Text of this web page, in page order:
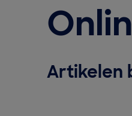
Artikelen